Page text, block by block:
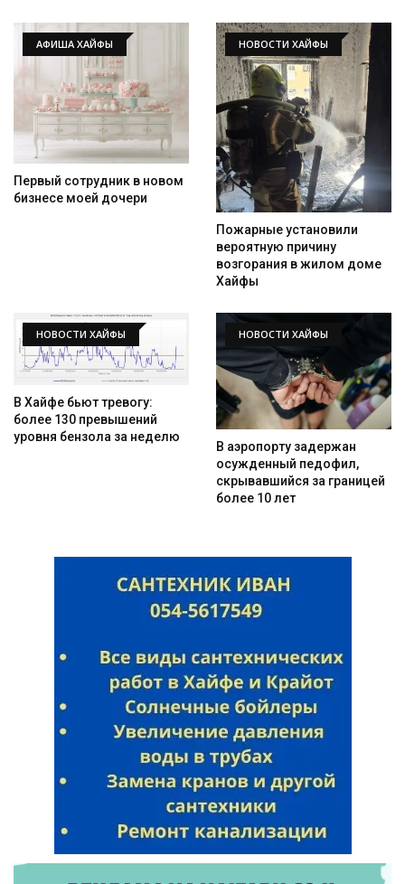
АФИША ХАЙФЫ
Первый сотрудник в новом
бизнесе моей дочери
НОВОСТИ ХАЙФЫ
Пожарные установили
вероятную причину
возгорания в жилом доме
Хайфы
НОВОСТИ ХАЙФЫ
В Хайфе бьют тревогу:
более 130 превышений
уровня бензола за неделю
НОВОСТИ ХАЙФЫ
В аэропорту задержан
осужденный педофил,
скрывавшийся за границей
более 10 лет